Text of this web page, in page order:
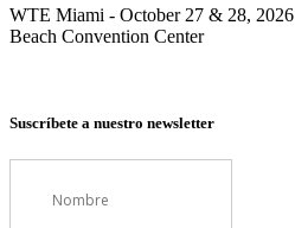
WTE Miami - October 27 & 28,
Beach Convention Center
Suscríbete a nuestro newsletter